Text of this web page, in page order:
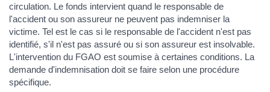
circulation. Le fonds intervient quand le responsable de
l'accident ou son assureur ne peuvent pas indemniser la
victime. Tel est le cas si le responsable de l'accident n'est pas
identifié, s'il n'est pas assuré ou si son assureur est insolvable.
L'intervention du FGAO est soumise à certaines conditions. La
demande d'indemnisation doit se faire selon une procédure
spécifique.